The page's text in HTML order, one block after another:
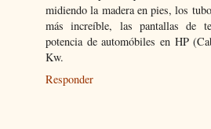
midiendo la madera en pies, los
más increíble, las pantallas de
potencia de automóbiles en HP
Kw.
Responder